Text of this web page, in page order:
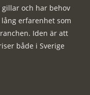
och har behov
erfarenhet som
Iden är att
både i Sverige